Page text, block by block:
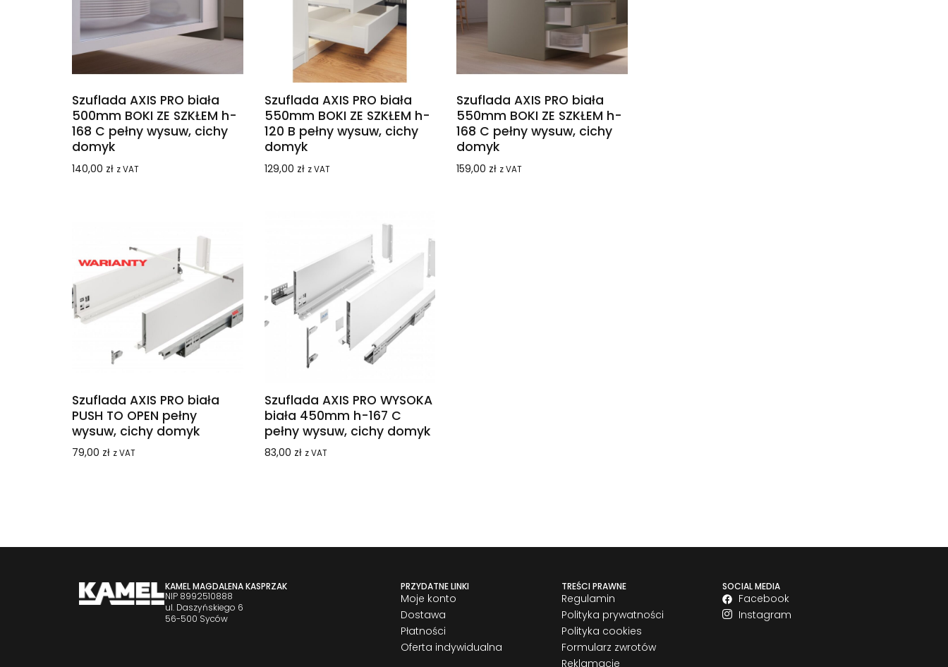
Szuflada AXIS PRO biała
500mm BOKI ZE SZKŁEM h-
168 C pełny wysuw, cichy
domyk
140,00 zł z VAT
Szuflada AXIS PRO biała
550mm BOKI ZE SZKŁEM h-
120 B pełny wysuw, cichy
domyk
129,00 zł z VAT
Szuflada AXIS PRO biała
550mm BOKI ZE SZKŁEM h-
168 C pełny wysuw, cichy
domyk
159,00 zł z VAT
Szuflada AXIS PRO biała
PUSH TO OPEN pełny
wysuw, cichy domyk
79,00 zł z VAT
Szuflada AXIS PRO WYSOKA
biała 450mm h-167 C
pełny wysuw, cichy domyk
83,00 zł z VAT
KAMEL MAGDALENA KASPRZAK
NIP 8992510888
ul. Daszyńskiego 6
56-500 Syców
PRZYDATNE LINKI
Moje konto
Dostawa
Płatności
Oferta indywidualna
TREŚCI PRAWNE
Regulamin
Polityka prywatności
Polityka cookies
Formularz zwrotów
Reklamacje
SOCIAL MEDIA
Facebook
Instagram